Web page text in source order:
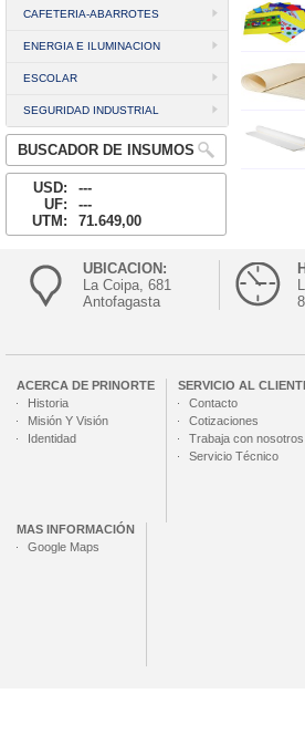
CAFETERIA-ABARROTES
ENERGIA E ILUMINACION
ESCOLAR
SEGURIDAD INDUSTRIAL
BUSCADOR DE INSUMOS
USD:
---
UF:
---
UTM:
71.649,00
UBICACION:
La Coipa, 681
Antofagasta
ACERCA DE PRINORTE
Historia
Misión Y Visión
Identidad
SERVICIO AL
Contacto
Cotizaciones
Trabaja con nosotros
Servicio Técnico
MAS INFORMACIÓN
Google Maps